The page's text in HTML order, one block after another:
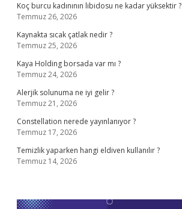
Koç burcu kadınının libidosu ne kadar yüksektir ?
Temmuz 26, 2026
Kaynakta sıcak çatlak nedir ?
Temmuz 25, 2026
Kaya Holding borsada var mı ?
Temmuz 24, 2026
Alerjik solunuma ne iyi gelir ?
Temmuz 21, 2026
Constellation nerede yayınlanıyor ?
Temmuz 17, 2026
Temizlik yaparken hangi eldiven kullanılır ?
Temmuz 14, 2026